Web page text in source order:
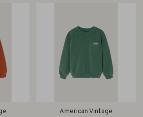
American Vintage